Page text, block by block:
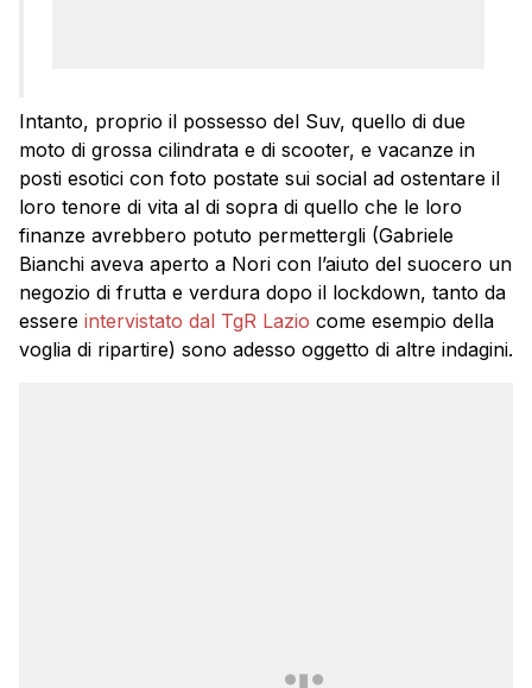
Intanto, proprio il possesso del Suv, quello di due
moto di grossa cilindrata e di scooter, e vacanze in
posti esotici con foto postate sui social ad ostentare il
loro tenore di vita al di sopra di quello che le loro
finanze avrebbero potuto permettergli (Gabriele
Bianchi aveva aperto a Nori con l’aiuto del suocero un
negozio di frutta e verdura dopo il lockdown, tanto da
essere intervistato dal TgR Lazio come esempio della
voglia di ripartire) sono adesso oggetto di altre indagini.